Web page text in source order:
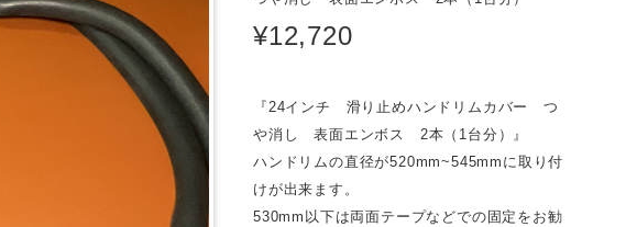
¥12,720
『24インチ 滑り止めハンドリムカバー つ
や消し 表面エンボス 2本（1台分）』
ハンドリムの直径が520mm~545mmに取り付
けが出来ます。
530mm以下は両面テープなどでの固定をお勧